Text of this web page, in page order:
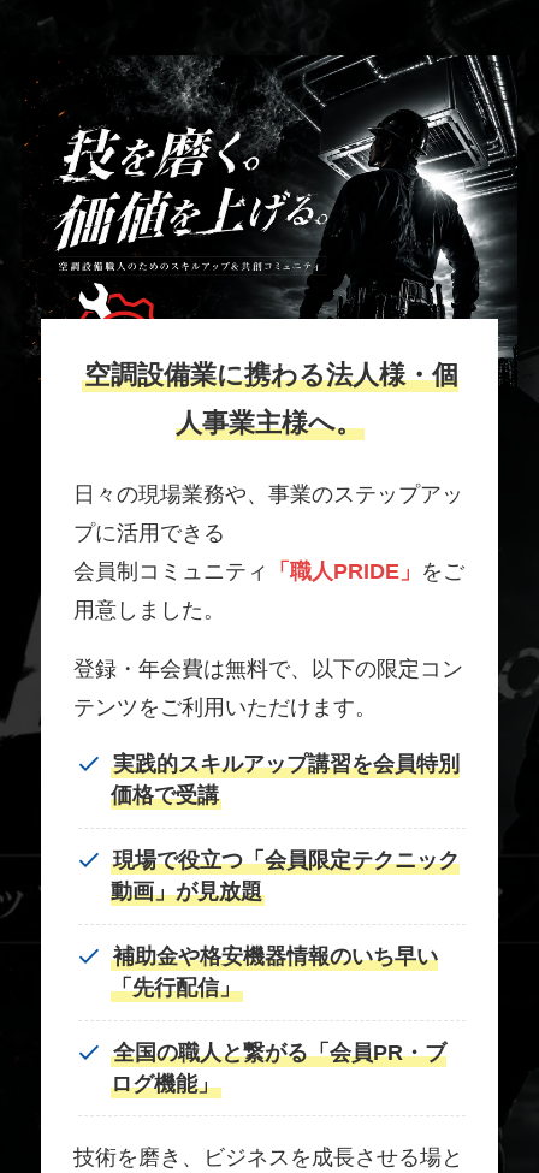
空調設備業に携わる法人様・個
人事業主様へ。
日々の現場業務や、事業のステップアッ
プに活用できる
会員制コミュニティ
「職人PRIDE」 をご
用意しました。
登録・年会費は無料で、以下の限定コン
テンツをご利用いただけます。
実践的スキルアップ講習を会員特別
価格で受講
現場で役立つ「会員限定テクニック
動画」が見放題
補助金や格安機器情報のいち早い
「先行配信」
全国の職人と繋がる「会員PR・ブ
ログ機能」
技術を磨き、ビジネスを成長させる場と